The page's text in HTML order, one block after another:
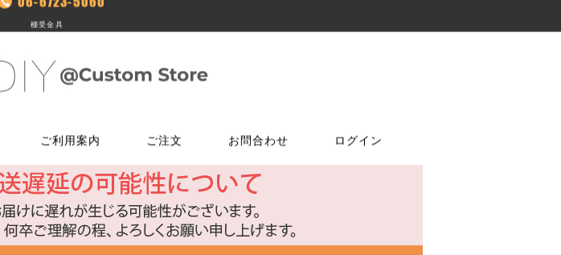
受金具
クッションフロア
修グッズ
工具・道具
ローラー・ハケ
マスカー
床に使う
貼ってはがせるクッションフロア
フローリング補修グッズ
特選商品
アルコールチェッカー
ご利用案内 ご注文
文
こちら
メールでのご注文はこちら
お問合わせ
注文
ター
：00
LINEでお問合せは
こちらから友達追加
ログイン